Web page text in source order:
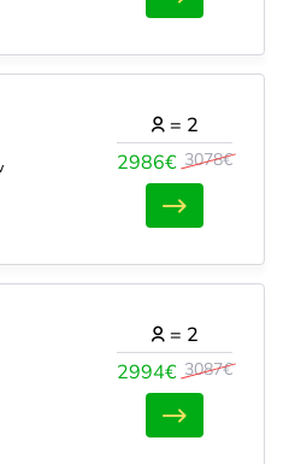
2986€ 3078€
= 2
2994€ 3087€
= 2